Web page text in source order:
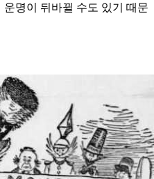
명이 뒤바뀔 수도 있기 때문